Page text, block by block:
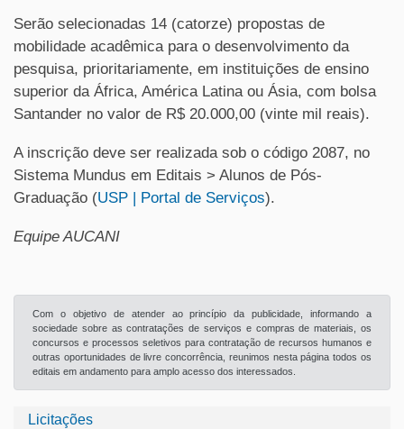
Licitações
Serão selecionadas 14 (catorze) propostas de
mobilidade acadêmica para o desenvolvimento da
pesquisa, prioritariamente, em instituições de ensino
superior da África, América Latina ou Ásia, com bolsa
Santander no valor de R$ 20.000,00 (vinte mil reais).
A inscrição deve ser realizada sob o código 2087, no
Sistema Mundus em Editais > Alunos de Pós-
Graduação (USP | Portal de Serviços).
Equipe AUCANI
Com o objetivo de atender ao princípio da publicidade, informando a
sociedade sobre as contratações de serviços e compras de materiais, os
concursos e processos seletivos para contratação de recursos humanos e
outras oportunidades de livre concorrência, reunimos nesta página todos os
editais em andamento para amplo acesso dos interessados.